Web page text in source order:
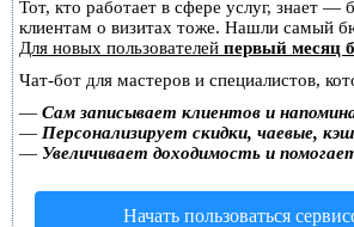
Тот, кто работает в сфере услуг, знает —
клиентам о визитах тоже. Нашли самый
Для новых пользователей первый месяц
Чат-бот для мастеров и специалистов,
— Сам записывает клиентов и
— Персонализирует скидки, чаевые,
— Увеличивает доходимость и
Начать пользоваться